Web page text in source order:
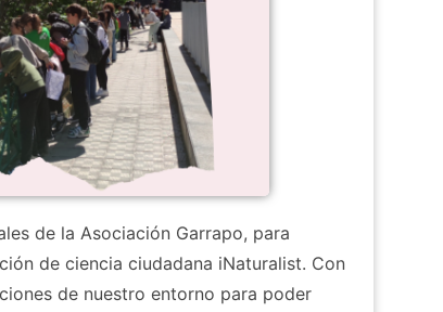
de la Asociación Garrapo, para
de ciencia ciudadana iNaturalist. Con
de nuestro entorno para poder